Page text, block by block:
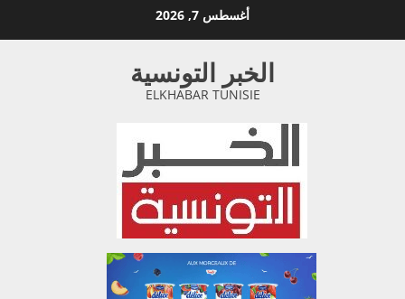
أغسطس 7, 2026
الخبر التونسية
ELKHABAR TUNISIE